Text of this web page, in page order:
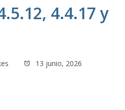
4.4.17 y
13 junio, 2026